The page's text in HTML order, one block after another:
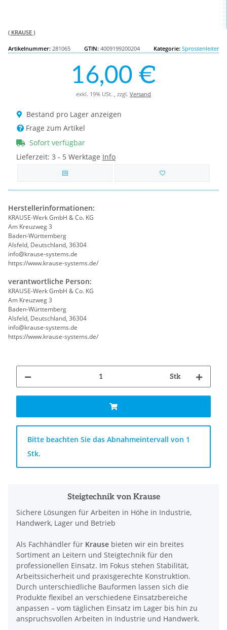
( KRAUSE )
Artikelnummer: 281065 GTIN: 4009199200204 Kategorie: Sprossenleiter
16,00 €
exkl. 19% USt. , zzgl. Versand
Bestand pro Lager anzeigen
Frage zum Artikel
Sofort verfügbar
Lieferzeit: 3 - 5 Werktage Info
Herstellerinformationen:
KRAUSE-Werk GmbH & Co. KG
Am Kreuzweg 3
Baden-Württemberg
Alsfeld, Deutschland, 36304
info@krause-systems.de
https://www.krause-systems.de/
verantwortliche Person:
KRAUSE-Werk GmbH & Co. KG
Am Kreuzweg 3
Baden-Württemberg
Alsfeld, Deutschland, 36304
info@krause-systems.de
https://www.krause-systems.de/
Stk
x
Bitte beachten Sie das Abnahmeintervall von 1
Stk.
Steigtechnik von Krause
Sichere Lösungen für Arbeiten in Höhe in Industrie,
Handwerk, Lager und Betrieb
Als Fachhändler für Krause bieten wir ein breites
Sortiment an Leitern und Steigtechnik für den
professionellen Einsatz. Im Fokus stehen Stabilität,
Arbeitssicherheit und praxisgerechte Konstruktion.
Durch unterschiedliche Bauformen lassen sich die
Produkte flexibel an verschiedene Einsatzbereiche
anpassen – vom täglichen Einsatz im Lager bis hin zu
anspruchsvollen Arbeiten in Industrie und Handwerk.